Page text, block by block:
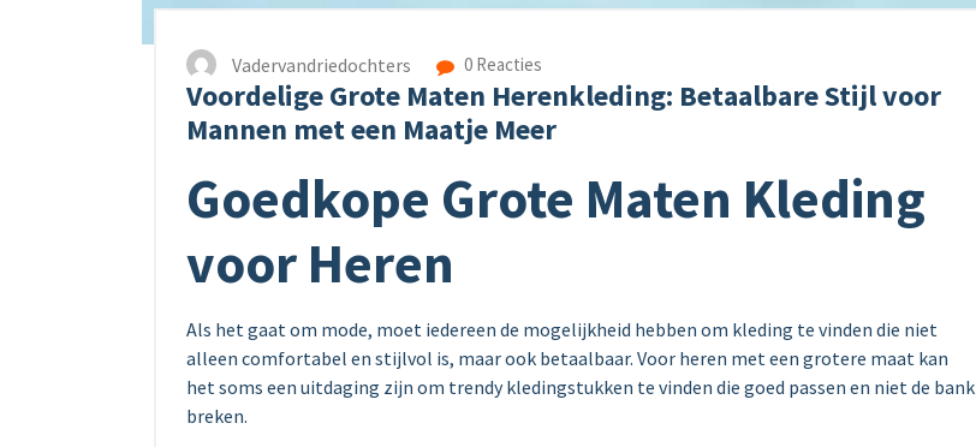
Vadervandriedochters 0 Reacties
Voordelige Grote Maten Herenkleding: Betaalbare Stijl voor
Mannen met een Maatje Meer
Goedkope Grote Maten Kleding
voor Heren
Als het gaat om mode, moet iedereen de mogelijkheid hebben om kleding te vinden die niet
alleen comfortabel en stijlvol is, maar ook betaalbaar. Voor heren met een grotere maat kan
het soms een uitdaging zijn om trendy kledingstukken te vinden die goed passen en niet de bank
breken.